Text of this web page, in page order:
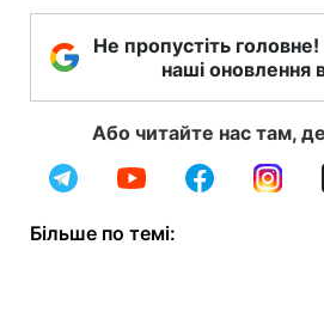
Не пропустіть
наші оновлення
Або читайте нас там,
Більше по темі: